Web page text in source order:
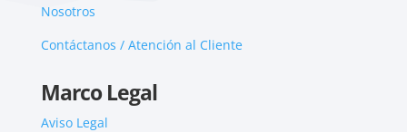
Nosotros
Contáctanos / Atención al Cliente
Marco Legal
Aviso Legal